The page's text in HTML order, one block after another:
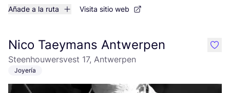
Añade a la ruta Visita sitio web
Nico Taeymans Antwerpen
Steenhouwersvest 17, Antwerpen
Joyería
like